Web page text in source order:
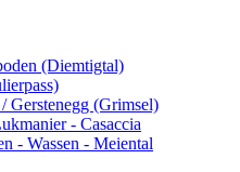
(Diemtigtal)
Gerstenegg (Grimsel)
- Casaccia
- Wassen - Meiental